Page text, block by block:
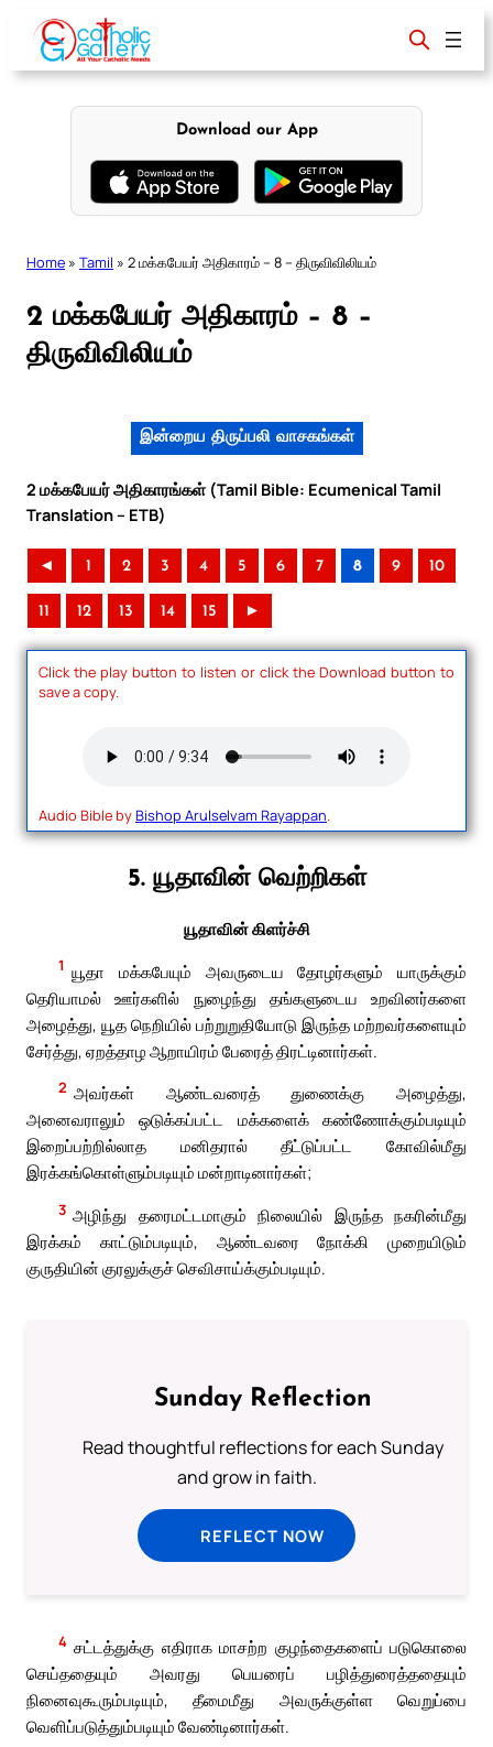
content
Download our App
Home » Tamil » 2 மக்கபேயர் அதிகாரம் – 8 – திருவிவிலியம்
2 மக்கபேயர் அதிகாரம் – 8 –
திருவிவிலியம்
இன்றைய திருப்பலி வாசகங்கள்
2 மக்கபேயர் அதிகாரங்கள் (Tamil Bible: Ecumenical Tamil
Translation – ETB)
◄ 1 2 3 4 5 6 7 8 9 10
11 12 13 14 15 ►
Click the play button to listen or click the Download button to
save a copy.
Audio Bible byBishop Arulselvam Rayappan.
5. யூதாவின் வெற்றிகள்
யூதாவின் கிளர்ச்சி
1 யூதா மக்கபேயும் அவருடைய தோழர்களும் யாருக்கும்
தெரியாமல் ஊர்களில் நுழைந்து தங்களுடைய உறவினர்களை
அழைத்து, யூத நெறியில் பற்றுறுதியோடு இருந்த மற்றவர்களையும்
சேர்த்து, ஏறத்தாழ ஆறாயிரம் பேரைத் திரட்டினார்கள்.
2 அவர்கள் ஆண்டவரைத் துணைக்கு அழைத்து,
அனைவராலும் ஒடுக்கப்பட்ட மக்களைக் கண்ணோக்கும்படியும்
இறைப்பற்றில்லாத மனிதரால் தீட்டுப்பட்ட கோவில்மீது
இரக்கங்கொள்ளும்படியும் மன்றாடினார்கள்;
3 அழிந்து தரைமட்டமாகும் நிலையில் இருந்த நகரின்மீது
இரக்கம் காட்டும்படியும், ஆண்டவரை நோக்கி முறையிடும்
குருதியின் குரலுக்குச் செவிசாய்க்கும்படியும்.
Sunday Reflection
Read thoughtful reflections for each Sunday
and grow in faith.
REFLECT NOW
4 சட்டத்துக்கு எதிராக மாசற்ற குழந்தைகளைப் படுகொலை
செய்ததையும் அவரது பெயரைப் பழித்துரைத்ததையும்
நினைவுகூரும்படியும், தீமைமீது அவருக்குள்ள வெறுப்பை
வெளிப்படுத்தும்படியும் வேண்டினார்கள்.